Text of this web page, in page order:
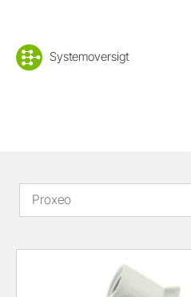
Systemoversigt
Proxeo